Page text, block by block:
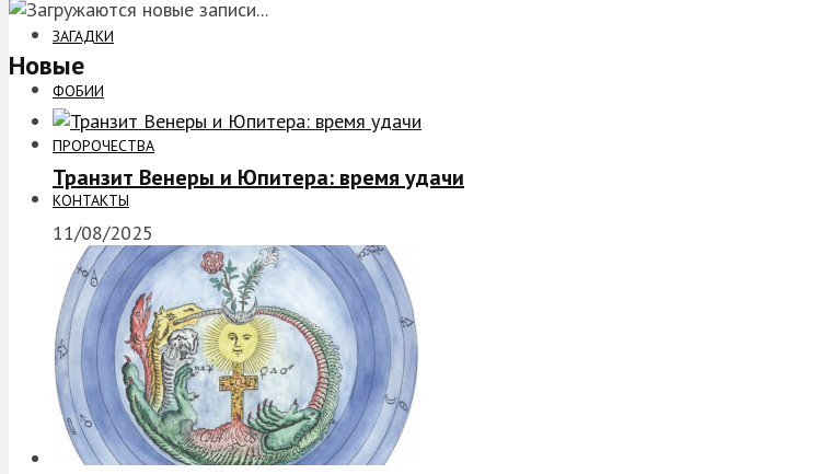
ЗАГАДКИ
ФОБИИ
ПРОРОЧЕСТВА
КОНТАКТЫ
Новые
Транзит Венеры и Юпитера: время удачи
11/08/2025